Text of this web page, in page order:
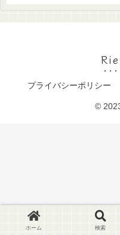
プライバシーポリシー
©
ホーム 検索